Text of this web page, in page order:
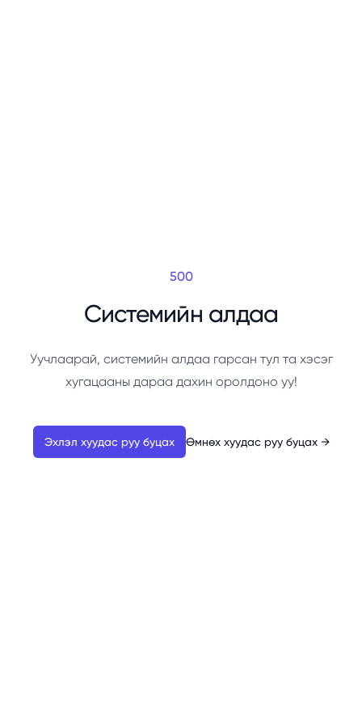
500
Системийн алдаа
Уучлаарай, системийн алдаа гарсан тул та хэсэг
хугацааны дараа дахин оролдоно уу!
Эхлэл хуудас руу буцах Өмнөх хуудас руу буцах →